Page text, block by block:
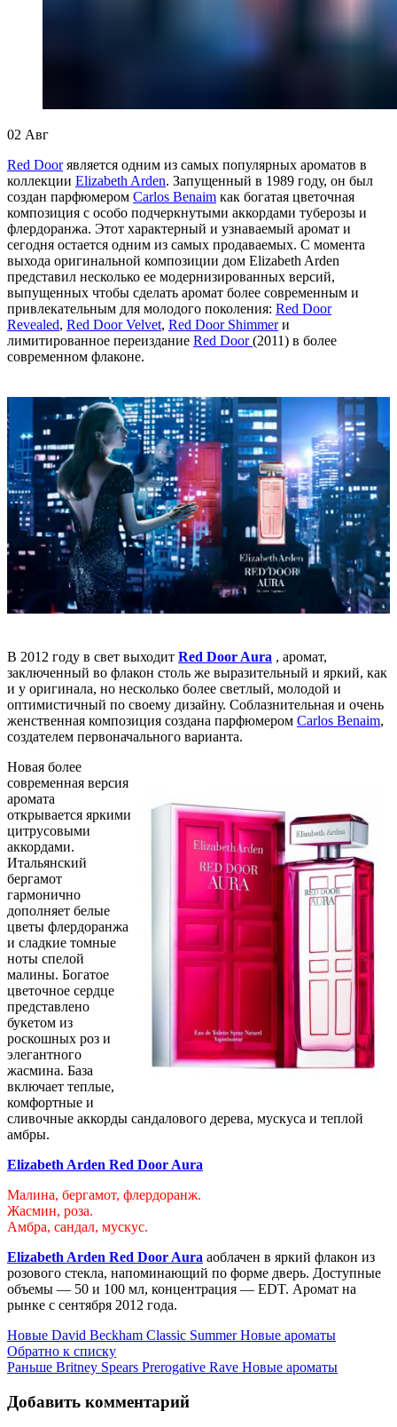
02 Авг
Red Doorявляется одним из самых популярных ароматов в
коллекции Elizabeth Arden. Запущенный в 1989 году, он был
создан парфюмером Carlos Benaim как богатая цветочная
композиция с особо подчеркнутыми аккордами туберозы и
флердоранжа. Этот характерный и узнаваемый аромат и
сегодня остается одним из самых продаваемых. С момента
выхода оригинальной композиции дом Elizabeth Arden
представил несколько ее модернизированных версий,
выпущенных чтобы сделать аромат более современным и
привлекательным для молодого поколения: Red Door
Revealed, Red Door Velvet, Red Door Shimmerи
лимитированное переиздание Red Door(2011) в более
современном флаконе.
В 2012 году в свет выходит Red Door Aura , аромат,
заключенный во флакон столь же выразительный и яркий, как
и у оригинала, но несколько более светлый, молодой и
оптимистичный по своему дизайну. Соблазнительная и очень
женственная композиция создана парфюмером Carlos Benaim,
создателем первоначального варианта.
Новая более
современная версия
аромата
открывается яркими
цитрусовыми
аккордами.
Итальянский
бергамот
гармонично
дополняет белые
цветы флердоранжа
и сладкие томные
ноты спелой
малины. Богатое
цветочное сердце
представлено
букетом из
роскошных роз и
элегантного
жасмина. База
включает теплые,
комфортные и
сливочные аккорды сандалового дерева, мускуса и теплой
амбры.
Elizabeth Arden Red Door Aura
Малина, бергамот, флердоранж.
Жасмин, роза.
Амбра, сандал, мускус.
Elizabeth Arden Red Door Aura aоблачен в яркий флакон из
розового стекла, напоминающий по форме дверь. Доступные
объемы — 50 и 100 мл, концентрация — EDT. Аромат на
рынке с сентября 2012 года.
Новые David Beckham Classic Summer Новые ароматы
Обратно к списку
Раньше Britney Spears Prerogative Rave Новые ароматы
Добавить комментарий